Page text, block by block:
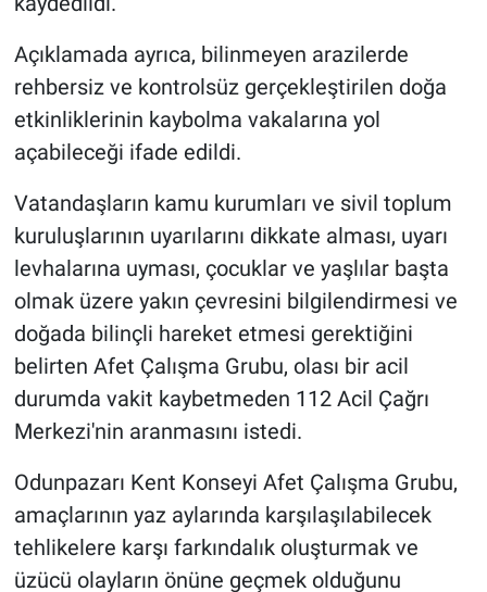
Açıklamada ayrıca, bilinmeyen arazilerde
rehbersiz ve kontrolsüz gerçekleştirilen doğa
etkinliklerinin kaybolma vakalarına yol
açabileceği ifade edildi.
Vatandaşların kamu kurumları ve sivil toplum
kuruluşlarının uyarılarını dikkate alması, uyarı
levhalarına uyması, çocuklar ve yaşlılar başta
olmak üzere yakın çevresini bilgilendirmesi ve
doğada bilinçli hareket etmesi gerektiğini
belirten Afet Çalışma Grubu, olası bir acil
durumda vakit kaybetmeden 112 Acil Çağrı
Merkezi'nin aranmasını istedi.
Odunpazarı Kent Konseyi Afet Çalışma Grubu,
amaçlarının yaz aylarında karşılaşılabilecek
tehlikelere karşı farkındalık oluşturmak ve
üzücü olayların önüne geçmek olduğunu